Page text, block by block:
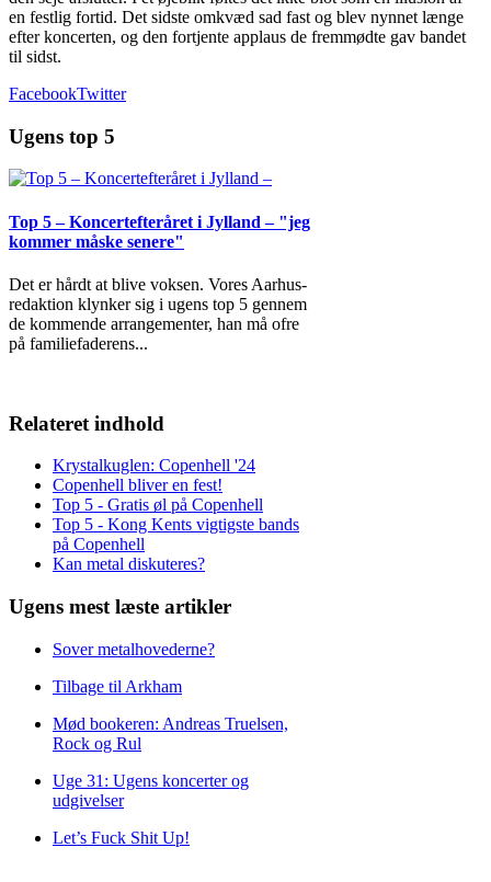
en festlig fortid. Det sidste omkvæd sad fast og blev nynnet længe
efter koncerten, og den fortjente applaus de fremmødte gav bandet
til sidst.
FacebookTwitter
Ugens top 5
Top 5 – Koncertefteråret i Jylland – "jeg
kommer måske senere"
Det er hårdt at blive voksen. Vores Aarhus-
redaktion klynker sig i ugens top 5 gennem
de kommende arrangementer, han må ofre
på familiefaderens...
Relateret indhold
Krystalkuglen: Copenhell '24
Copenhell bliver en fest!
Top 5 - Gratis øl på Copenhell
Top 5 - Kong Kents vigtigste bands
på Copenhell
Kan metal diskuteres?
Ugens mest læste artikler
Sover metalhovederne?
Tilbage til Arkham
Mød bookeren: Andreas Truelsen,
Rock og Rul
Uge 31: Ugens koncerter og
udgivelser
Let’s Fuck Shit Up!